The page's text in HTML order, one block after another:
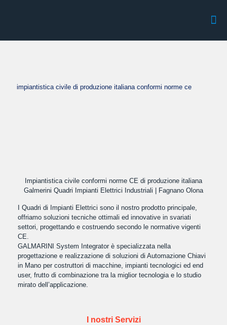
impiantistica civile di produzione italiana conformi norme ce
Impiantistica civile conformi norme CE di produzione italiana
Galmerini Quadri Impianti Elettrici Industriali | Fagnano Olona
I Quadri di Impianti Elettrici sono il nostro prodotto principale,
offriamo soluzioni tecniche ottimali ed innovative in svariati
settori, progettando e costruendo secondo le normative vigenti
CE.
GALMARINI System Integrator è specializzata nella
progettazione e realizzazione di soluzioni di Automazione Chiavi
in Mano per costruttori di macchine, impianti tecnologici ed end
user, frutto di combinazione tra la miglior tecnologia e lo studio
mirato dell’applicazione.
I nostri Servizi